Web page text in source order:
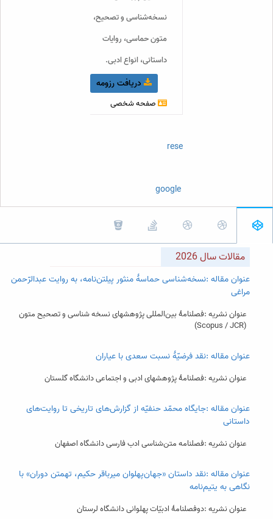
نسخه‌شناسی و تصحیح،
متون حماسی، روایات
داستانی، انواع ادبی.
دریافت رزومه
صفحه شخصی
researchGate
google Scholar
مقالات سال 2026
عنوان مقاله :نسخه‌شناسی حماسۀ منثور پیلتن‌نامه، به روایت عبدالرّحمن
مراغی
عنوان نشریه :فصلنامۀ بین‌المللی پژوهشهای نسخه شناسی و تصحیح متون
(Scopus / JCR)
عنوان مقاله :نقد فرضیّۀ نسبت سعدی با عیاران
عنوان نشریه :فصلنامۀ پژوهش­های ادبی و اجتماعی دانشگاه گلستان
عنوان مقاله :جایگاه محمّد حنفیّه از گزارش‌های تاریخی تا روایت‌های
داستانی
عنوان نشریه :فصلنامه متن‌شناسی ادب فارسی دانشگاه اصفهان
عنوان مقاله :نقد داستان «جهان‌پهلوان میرباقر حکیم، تهمتن دوران» با
نگاهی به یتیم‌نامه
عنوان نشریه :دوفصلنامۀ ادبیّات پهلوانی دانشگاه لرستان